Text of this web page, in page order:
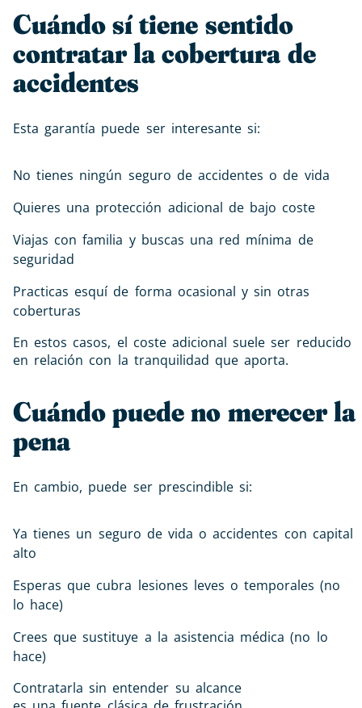
Cuándo sí tiene sentido
contratar la cobertura de
accidentes
Esta garantía puede ser interesante si:
No tienes ningún seguro de accidentes o de vida
Quieres una protección adicional de bajo coste
Viajas con familia y buscas una red mínima de
seguridad
Practicas esquí de forma ocasional y sin otras
coberturas
En estos casos, el coste adicional suele ser reducido
en relación con la tranquilidad que aporta.
Cuándo puede no merecer la
pena
En cambio, puede ser prescindible si:
Ya tienes un seguro de vida o accidentes con capital
alto
Esperas que cubra lesiones leves o temporales (no
lo hace)
Crees que sustituye a la asistencia médica (no lo
hace)
Contratarla sin entender su alcance